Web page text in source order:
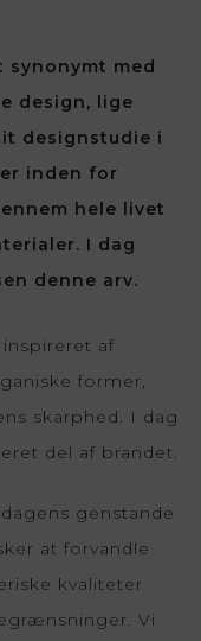
synonymt med
design, lige
designstudie i
inden for
hele livet
I dag
denne arv.
af
former,
skarphed. I dag
del af brandet.
genstande
at forvandle
kvaliteter
Vi